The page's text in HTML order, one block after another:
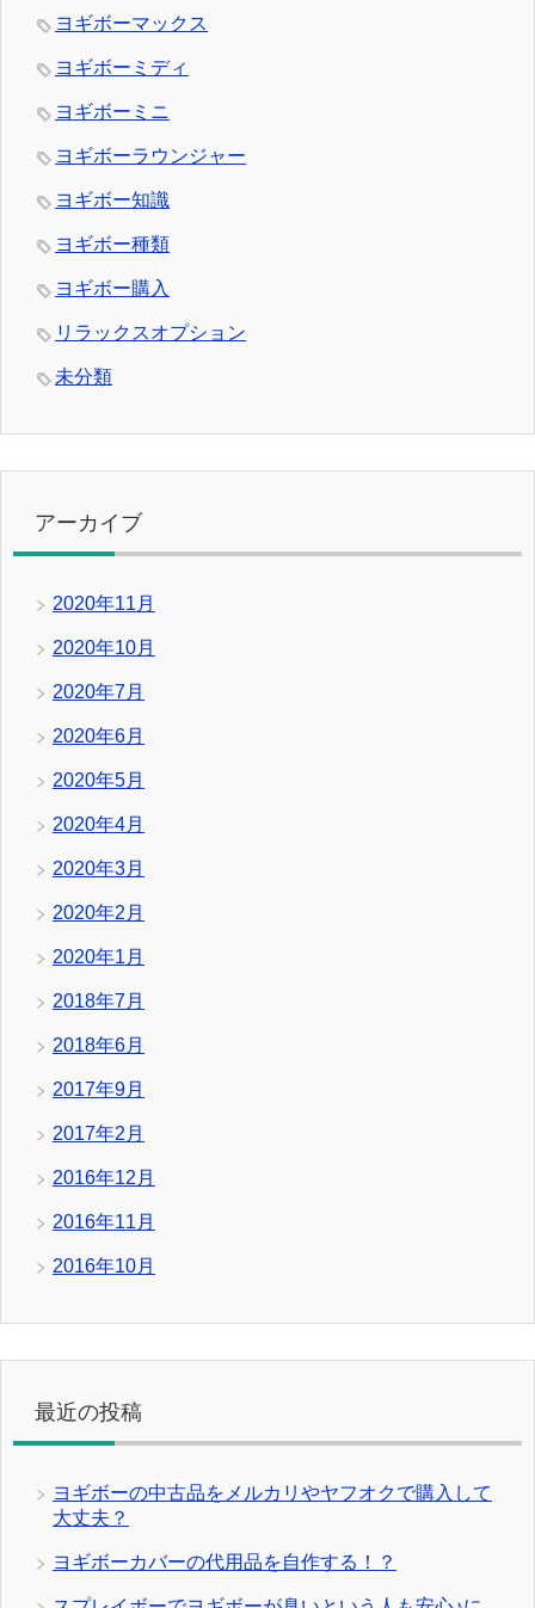
ヨギボーマックス
ヨギボーミディ
ヨギボーミニ
ヨギボーラウンジャー
ヨギボー知識
ヨギボー種類
ヨギボー購入
リラックスオプション
未分類
アーカイブ
2020年11月
2020年10月
2020年7月
2020年6月
2020年5月
2020年4月
2020年3月
2020年2月
2020年1月
2018年7月
2018年6月
2017年9月
2017年2月
2016年12月
2016年11月
2016年10月
最近の投稿
ヨギボーの中古品をメルカリやヤフオクで購入して
大丈夫？
ヨギボーカバーの代用品を自作する！？